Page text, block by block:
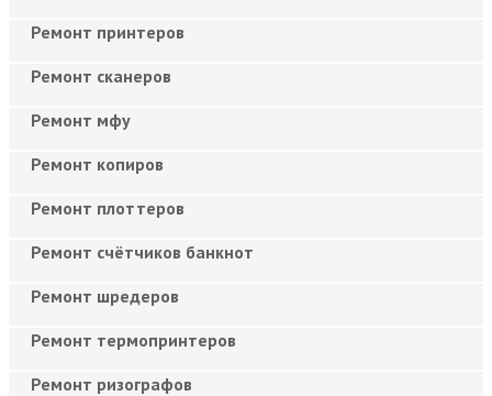
Ремонт принтеров
Ремонт сканеров
Ремонт мфу
Ремонт копиров
Ремонт плоттеров
Ремонт счётчиков банкнот
Ремонт шредеров
Ремонт термопринтеров
Ремонт ризографов